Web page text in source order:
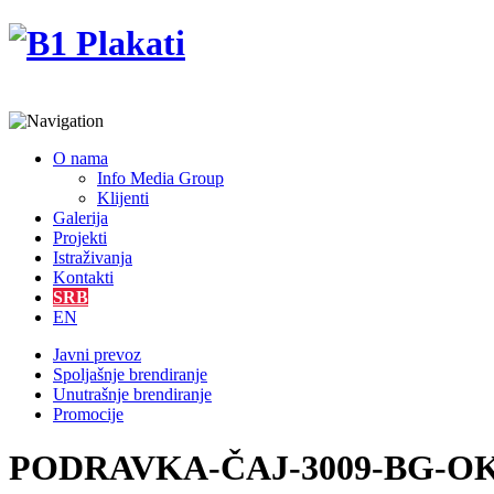
O nama
Info Media Group
Klijenti
Galerija
Projekti
Istraživanja
Kontakti
SRB
EN
Javni prevoz
Spoljašnje brendiranje
Unutrašnje brendiranje
Promocije
PODRAVKA-ČAJ-3009-BG-